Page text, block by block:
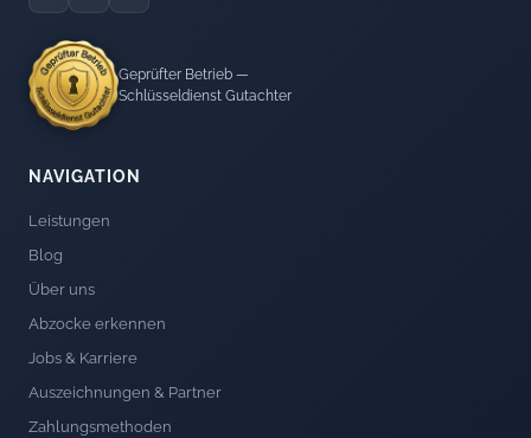
Geprüfter Betrieb —
Schlüsseldienst Gutachter
NAVIGATION
Leistungen
Blog
Über uns
Abzocke erkennen
Jobs & Karriere
Auszeichnungen & Partner
Zahlungsmethoden